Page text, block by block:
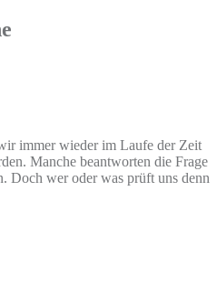
immer wieder im Laufe der Zeit
Manche beantworten die Frage
Doch wer oder was prüft uns denn